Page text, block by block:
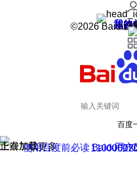
我的
我的
皮肤
用户
设
©2026 Baidu
百度
正在加载
上滑加载更多 用户
使用百度前必读 Baidu 京
京公网安备